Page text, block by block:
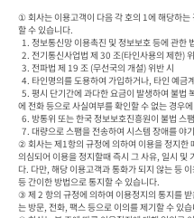
① 회사는 이용고객이 다음 각 호의 1에 해당하
할 수 있습니다.
에 전화 등으로 사실여부를 확인할 수 없는 경우
② 회사는 제1항의 규정에 의하여 이용을 정지한
의심되어 이용을 정지할때 즉시 그 사유, 일시 및
다. 다만, 해당 이용고객과 통화가 되지 않는 등
등 간이한 방법으로 통지할 수 있습니다.
③ 제 2 항의 규정에 의하여 이용정지의 통지를
는 방문, 전화, 팩스 등으로 이의를 제기할 수 있